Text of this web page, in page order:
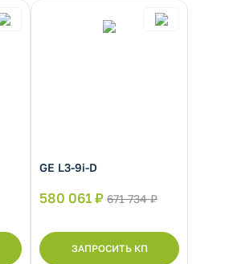
GE L3-9i-D
580 061 ₽ 671 734 ₽
ЗАПРОСИТЬ КП